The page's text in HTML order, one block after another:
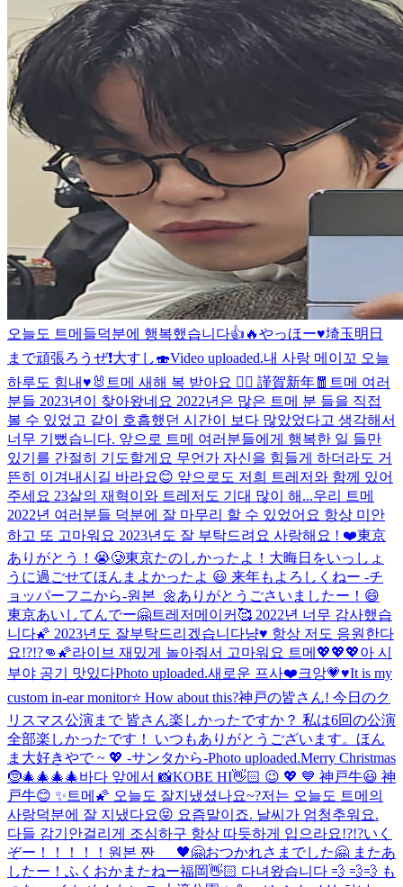
오늘도 트메들덕분에 행복했습니다👍🔥やっほー♥️埼玉明日
まで頑張ろうぜ❗️大すし🍣Video uploaded.내 사랑 메이꼬 오늘
하루도 힘내♥️🐰 트메 새해 복 받아요 🙇‍♂️ 謹賀新年🧧 트메 여러
분들 2023년이 찾아왔네요 2022년은 많은 트메 분 들을 직접
볼 수 있었고 같이 호흡했던 시간이 보다 많았었다고 생각해서
너무 기뻤습니다. 앞으로 트메 여러분들에게 행복한 일 들만
있기를 간절히 기도할게요 무언가 자신을 힘들게 하더라도 거
뜬히 이겨내시길 바라요😊 앞으로도 저희 트레저와 함께 있어
주세요 23살의 재혁이와 트레저도 기대 많이 해...우리 트메
2022년 여러분들 덕분에 잘 마무리 할 수 있었어요 항상 미안
하고 또 고마워요 2023년도 잘 부탁드려요 사랑해요 ! ❤️東京
ありがとう！😭🥲東京たのしかったよ！大晦日をいっしょ
うに過ごせてほんまよかったよ 😃 来年もよろしくねー -チ
ョッパーフニから-원본_🌼ありがとうごさいましたー！😄
東京あいしてんでー🤗트레저메이커🥰 2022년 너무 감사했습
니다🌠 2023년도 잘부탁드리겠습니다냥♥️ 항상 저도 응원한다
요!?!?👊🌠라이브 재밌게 놀아줘서 고마워요 트메💖💖💖아 시
부야 공기 맛있다Photo uploaded.새로운 프사❤️크앙💗♥️It is my
custom in-ear monitor⭐️ How about this?神戸の皆さん! 今日のク
リスマス公演まで 皆さん楽しかったですか？ 私は6回の公演
全部楽しかったです！ いつもありがとうございます。ほん
ま大好きやで ~ 💖 -サンタから-Photo uploaded.Merry Christmas
🤶🎄🎄🎄🎄바다 앞에서 📸KOBE HI👋🏻 😉 💖 💙 神戸牛😃 神
戸牛😊 ✨ 트메🌠 오늘도 잘지냈셨나요~?저는 오늘도 트메의
사랑덕분에 잘 지냈다요😝 요즘말이죠. 날씨가 엄청추워요.
다들 감기안걸리게 조심하구 항상 따듯하게 입으라요!?!?いく
ぞー！！！！！ 원본 짠___🖤🤗おつかれさまでした🤗 またあ
したー！ ふくおかまたねー福岡👋🏻 다녀왔습니다 💨 💨💨 も